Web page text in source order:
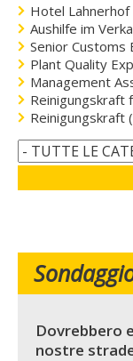
Hotel Lahnerhof
Aushilfe im
Senior
Plant Quality
Management
Reinigungskraft
Reinigungskraft
Dovrebbero
nostre